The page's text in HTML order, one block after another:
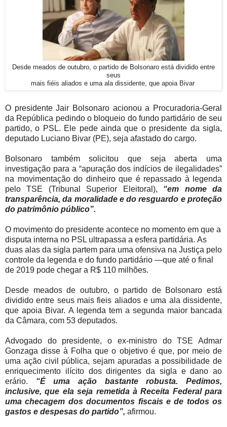
Desde meados de outubro, o partido de Bolsonaro está dividido entre
seus
mais fiéis aliados e uma ala dissidente, que apoia Bivar
O presidente Jair Bolsonaro acionou a Procuradoria-Geral
da República pedindo o bloqueio do fundo partidário de seu
partido, o PSL. Ele pede ainda que o presidente da sigla,
deputado Luciano Bivar (PE), seja afastado do cargo.
Bolsonaro também solicitou que seja aberta uma
investigação para a “apuração dos indícios de ilegalidades”
na movimentação do dinheiro que é repassado à legenda
pelo TSE (Tribunal Superior Eleitoral), “em nome da
transparência, da moralidade e do resguardo e proteção
do patrimônio público”.
O movimento do presidente acontece no momento em que a
disputa interna no PSL ultrapassa a esfera partidária. As
duas alas da sigla partem para uma ofensiva na Justiça pelo
controle da legenda e do fundo partidário —que até o final
de 2019 pode chegar a R$ 110 milhões.
Desde meados de outubro, o partido de Bolsonaro está
dividido entre seus mais fieis aliados e uma ala dissidente,
que apoia Bivar. A legenda tem a segunda maior bancada
da Câmara, com 53 deputados.
Advogado do presidente, o ex-ministro do TSE Admar
Gonzaga disse à Folha que o objetivo é que, por meio de
uma ação civil pública, sejam apuradas a possibilidade de
enriquecimento ilícito dos dirigentes da sigla e dano ao
erário. “É uma ação bastante robusta. Pedimos,
inclusive, que ela seja remetida à Receita Federal para
uma checagem dos documentos fiscais e de todos os
gastos e despesas do partido”, afirmou.